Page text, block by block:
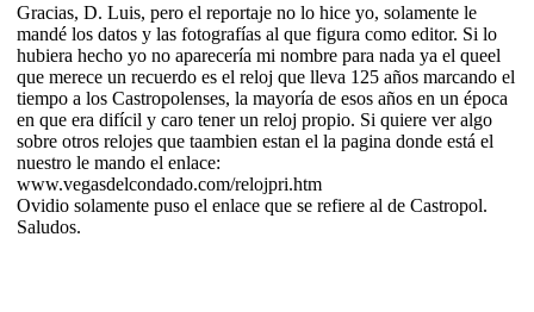
Gracias, D. Luis, pero el reportaje no lo hice yo, solamente le
mandé los datos y las fotografías al que figura como editor. Si lo
hubiera hecho yo no aparecería mi nombre para nada ya el queel
que merece un recuerdo es el reloj que lleva 125 años marcando el
tiempo a los Castropolenses, la mayoría de esos años en un época
en que era difícil y caro tener un reloj propio. Si quiere ver algo
sobre otros relojes que taambien estan el la pagina donde está el
nuestro le mando el enlace:
www.vegasdelcondado.com/relojpri.htm
Ovidio solamente puso el enlace que se refiere al de Castropol.
Saludos.